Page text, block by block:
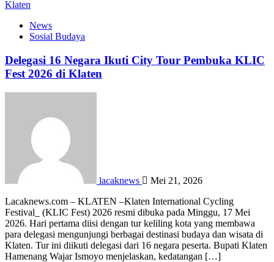
News
Sosial Budaya
Delegasi 16 Negara Ikuti City Tour Pembuka KLIC
Fest 2026 di Klaten
lacaknews
Mei 21, 2026
Lacaknews.com – KLATEN –Klaten International Cycling
Festival_ (KLIC Fest) 2026 resmi dibuka pada Minggu, 17 Mei
2026. Hari pertama diisi dengan tur keliling kota yang membawa
para delegasi mengunjungi berbagai destinasi budaya dan wisata di
Klaten. Tur ini diikuti delegasi dari 16 negara peserta. Bupati Klaten
Hamenang Wajar Ismoyo menjelaskan, kedatangan […]